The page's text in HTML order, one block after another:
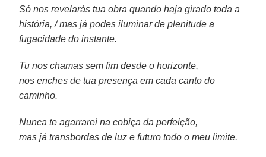
Só nos revelarás tua obra quando haja girado toda a
história, / mas já podes iluminar de plenitude a
fugacidade do instante.
Tu nos chamas sem fim desde o horizonte,
nos enches de tua presença em cada canto do
caminho.
Nunca te agarrarei na cobiça da perfeição,
mas já transbordas de luz e futuro todo o meu limite.